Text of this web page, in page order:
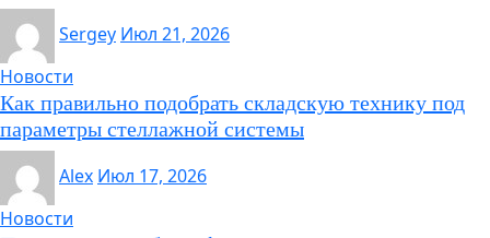
Sergey Июл 21, 2026
Новости
Как правильно подобрать складскую технику под
параметры стеллажной системы
Alex Июл 17, 2026
Новости